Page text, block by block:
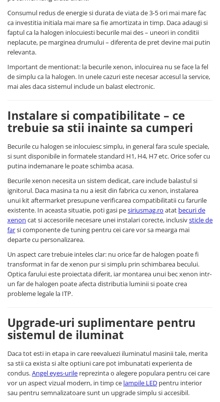
Consumul redus de energie si durata de viata de 3-5 ori mai mare fac
ca investitia initiala mai mare sa fie amortizata in timp. Daca adaugi si
faptul ca la halogen inlocuiesti becurile mai des – uneori in conditii
neplacute, pe marginea drumului – diferenta de pret devine mai putin
relevanta.
Important de mentionat: la becurile xenon, inlocuirea nu se face la fel
de simplu ca la halogen. In unele cazuri este necesar accesul la service,
mai ales daca sistemul include un balast electronic.
Instalare si compatibilitate – ce
trebuie sa stii inainte sa cumperi
Becurile cu halogen se inlocuiesc simplu, in general fara scule speciale,
si sunt disponibile in formatele standard H1, H4, H7 etc. Orice sofer cu
putina indemanare le poate schimba acasa.
Becurile xenon necesita un sistem dedicat, care include balastul si
ignitorul. Daca masina ta nu a iesit din fabrica cu xenon, instalarea
unui kit aftermarket presupune verificarea compatibilitatii cu farurile
existente. In aceasta situatie, poti gasi pesiriusmag.ro atat becuri de
xenon cat si accesoriile necesare unei instalari corecte, inclusivsticle de
farsi componente de tuning pentru cei care vor sa mearga mai
departe cu personalizarea.
Un aspect care trebuie inteles clar: nu orice far de halogen poate fi
transformat in far de xenon pur si simplu prin schimbarea becului.
Optica farului este proiectata diferit, iar montarea unui bec xenon intr-
un far de halogen poate afecta distributia luminii si poate crea
probleme legale la ITP.
Upgrade-uri suplimentare pentru
sistemul de iluminat
Daca tot esti in etapa in care reevaluezi iluminatul masinii tale, merita
sa stii ca exista si alte optiuni care pot imbunatati experienta de
condus.Angel eyes-urile reprezinta o alegere populara pentru cei care
vor un aspect vizual modern, in timp ce lampile LED pentru interior
sau pentru semnalizatoare sunt un upgrade simplu si accesibil.